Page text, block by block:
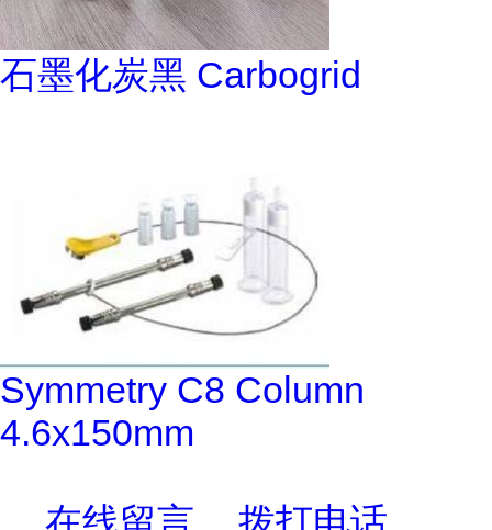
石墨化炭黑 Carbogrid
Symmetry C8 Column
4.6x150mm
在线留言 拨打电话